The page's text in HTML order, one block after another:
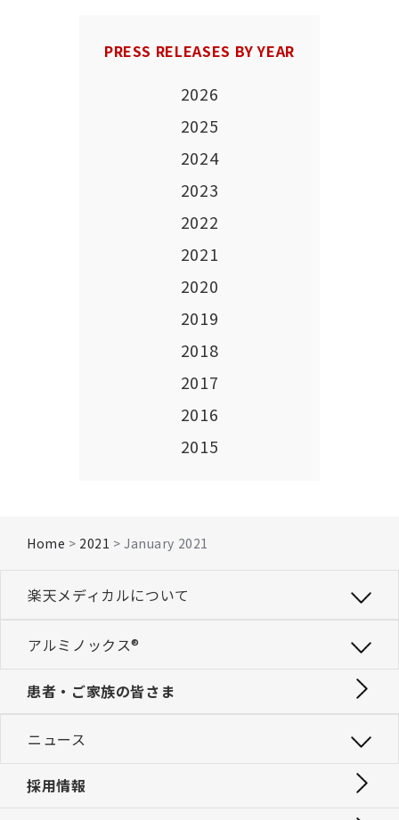
PRESS RELEASES BY YEAR
2026
2025
2024
2023
2022
2021
2020
2019
2018
2017
2016
2015
Home > 2021 > January 2021
楽天メディカルについて
アルミノックス®
患者・ご家族の皆さま
ニュース
採用情報